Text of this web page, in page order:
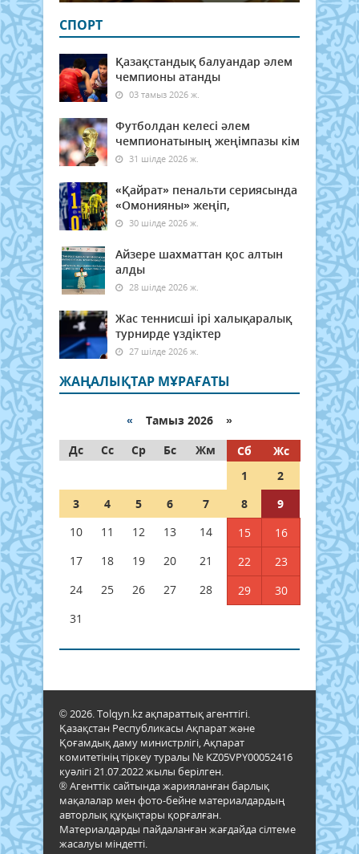
СПОРТ
Қазақстандық балуандар әлем
чемпионы атанды
03 тамыз 2026 ж.
Футболдан келесі әлем
чемпионатының жеңімпазы кім
31 шілде 2026 ж.
«Қайрат» пенальти сериясында
«Омонияны» жеңіп,
30 шілде 2026 ж.
Айзере шахматтан қос алтын
алды
28 шілде 2026 ж.
Жас теннисші ірі халықаралық
турнирде үздіктер
27 шілде 2026 ж.
ЖАҢАЛЫҚТАР МҰРАҒАТЫ
« Тамыз 2026 »
Дс
Сс Ср Бс Жм Сб
Жс
1
2
3
4 5 6 7 8
9
10
11 12 13 14 15
16
17
18 19 20 21 22
23
24
25 26 27 28 29
30
31
© 2026. Tolqyn.kz ақпараттық агенттігі.
Қазақстан Республикасы Ақпарат және
Қоғамдық даму министрлігі, Ақпарат
комитетінің тіркеу туралы № KZ05VPY00052416
куәлігі 21.07.2022 жылы берілген.
® Агенттік сайтында жарияланған барлық
мақалалар мен фото-бейне материалдардың
авторлық құқықтары қорғалған.
Материалдарды пайдаланған жағдайда сілтеме
жасалуы міндетті.